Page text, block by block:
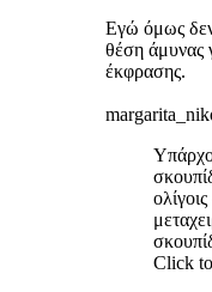
Εγώ όμως
θέση άμυνας
έκφρασης.
Click